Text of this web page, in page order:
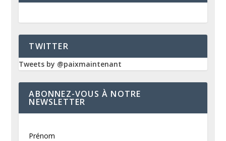
TWITTER
Tweets by @paixmaintenant
ABONNEZ-VOUS À NOTRE
NEWSLETTER
Prénom